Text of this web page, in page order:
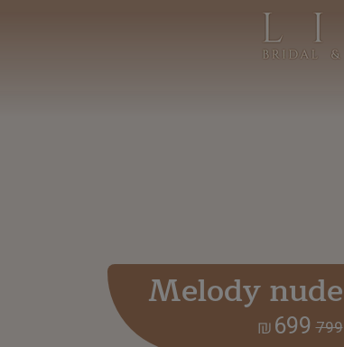
Melody nude
799
699
₪